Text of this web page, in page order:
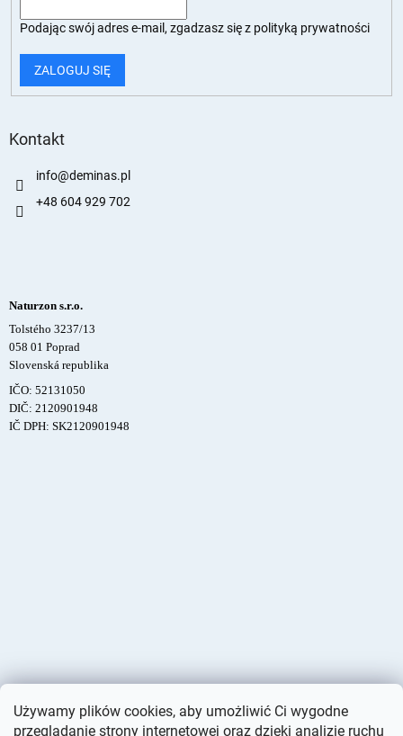
Używamy plików cookies, aby umożliwić Ci wygodne
przeglądanie strony internetowej oraz dzięki analizie ruchu
Podając swój adres e-mail, zgadzasz się z polityką prywatności
ZALOGUJ SIĘ
Kontakt
info@deminas.pl
+48 604 929 702
Naturzon s.r.o.
Tolstého 3237/13
058 01 Poprad
Slovenská republika
IČO: 52131050
DIČ: 2120901948
IČ DPH: SK2120901948